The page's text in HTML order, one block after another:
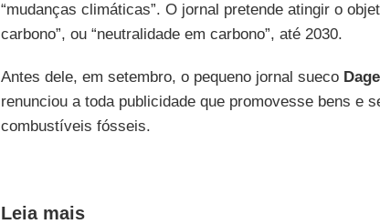
“mudanças climáticas”. O jornal pretende atingir o
carbono”, ou “neutralidade em carbono”, até 2030.
Antes dele, em setembro, o pequeno jornal sueco
renunciou a toda publicidade que promovesse bens e
combustíveis fósseis.
Leia mais